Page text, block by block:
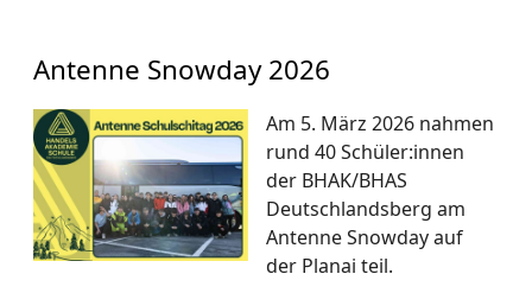
Antenne Snowday 2026
Am 5. März 2026 nahmen
rund 40 Schüler:innen
der BHAK/BHAS
Deutschlandsberg am
Antenne Snowday auf
der Planai teil.